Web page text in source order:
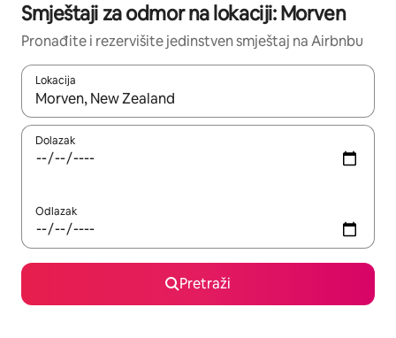
Smještaji za odmor na lokaciji: Morven
Pronađite i rezervišite jedinstven smještaj na Airbnbu
Lokacija
Kad rezultati budu dostupni, krećite se gore i dolje pomoću
Dolazak
Odlazak
Pretraži